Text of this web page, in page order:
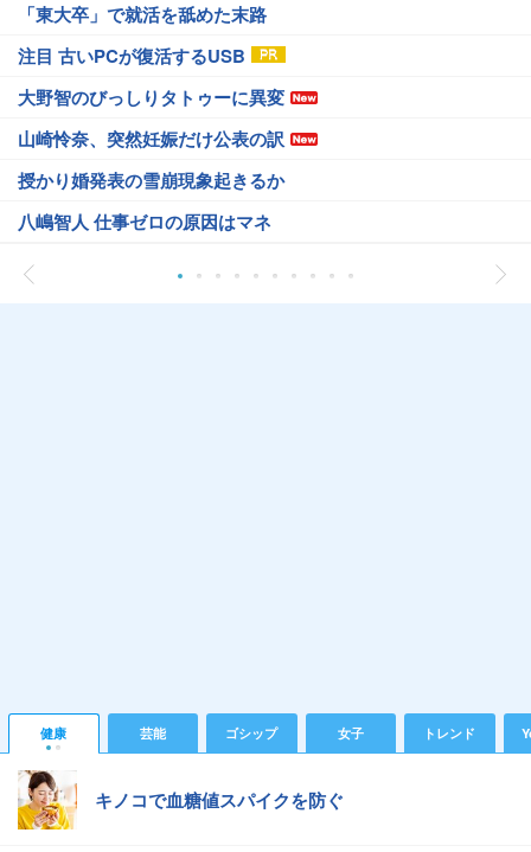
「東大卒」で就活を舐めた末路
注目 古いPCが復活するUSB
大野智のびっしりタトゥーに異変
山崎怜奈、突然妊娠だけ公表の訳
授かり婚発表の雪崩現象起きるか
八嶋智人 仕事ゼロの原因はマネ
健康 芸能 ゴシップ 女子 トレンド
キノコで血糖値スパイクを防ぐ